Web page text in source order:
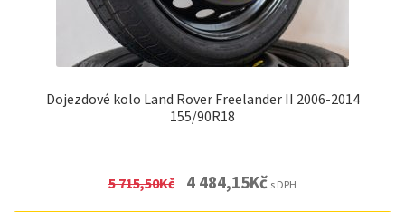
Dojezdové kolo Land Rover Freelander II 2006-2014
155/90R18
5 715,50Kč Original
4 484,15KčCurrent
s DPH